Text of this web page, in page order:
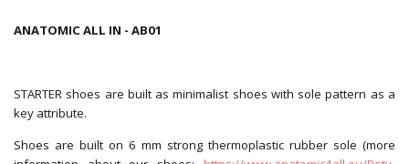
ANATOMIC ALL IN - AB01
STARTER shoes are built as minimalist shoes with sole pattern as a
key attribute.
Shoes are built on 6 mm strong thermoplastic rubber sole (more